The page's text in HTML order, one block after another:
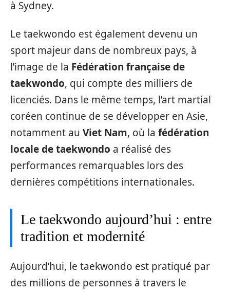
à Sydney.
Le taekwondo est également devenu un
sport majeur dans de nombreux pays, à
l’image de la Fédération française de
taekwondo, qui compte des milliers de
licenciés. Dans le même temps, l’art martial
coréen continue de se développer en Asie,
notamment au Viet Nam, où la fédération
locale de taekwondo a réalisé des
performances remarquables lors des
dernières compétitions internationales.
Le taekwondo aujourd’hui : entre
tradition et modernité
Aujourd’hui, le taekwondo est pratiqué par
des millions de personnes à travers le